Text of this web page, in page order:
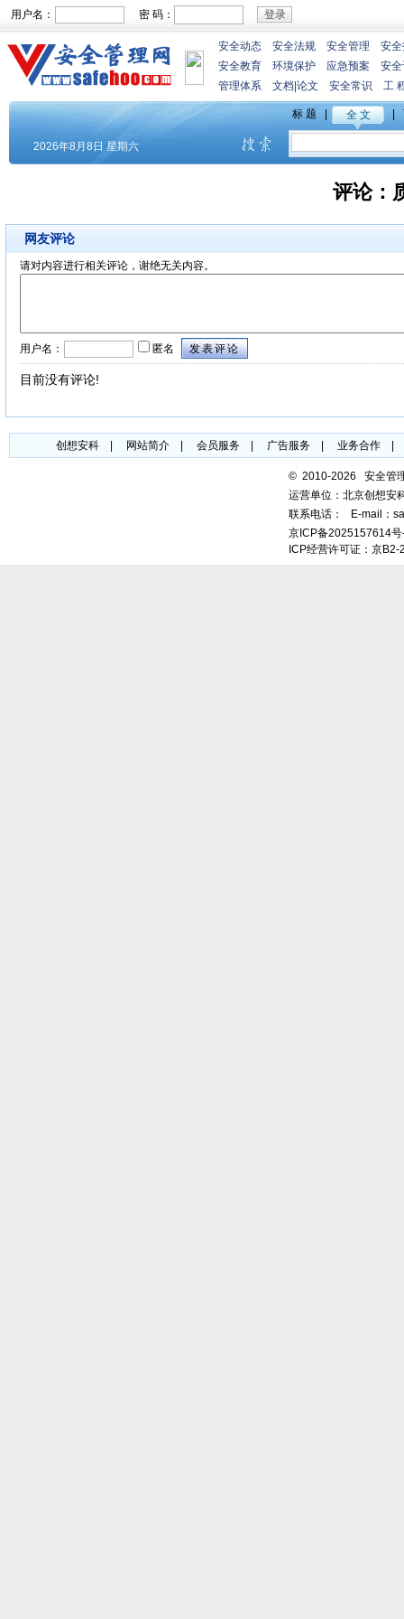
用户名： 密 码：
安全动态 安全法规 安全管理
安
安全教育
环境保护 应急预案
安
管理体系
文档 论文 安全常识 工
评论：
网友评论
请对内容进行相关评论，谢绝无关内容。
用户名： 匿名
目前没有评论!
创想安科| 网站简介| 会员服务| 广告服务| 业务合作|
© 2010-2026 安全
运营单位：北京创想安
联系电话：
E-mail：
京ICP备2025157614
ICP经营许可证：京